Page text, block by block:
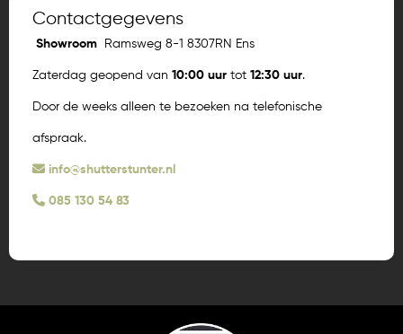
Contactgegevens
Showroom Ramsweg 8-1 8307RN Ens
Zaterdag geopend van 10:00 uur tot 12:30 uur.
Door de weeks alleen te bezoeken na telefonische
afspraak.
info@shutterstunter.nl
085 130 54 83